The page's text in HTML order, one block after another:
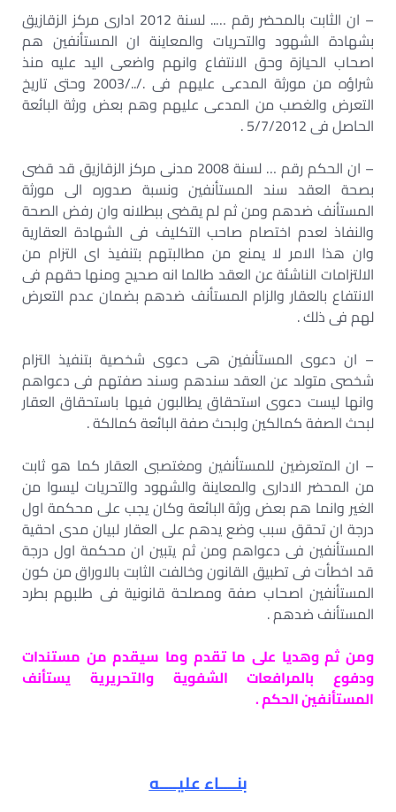
– ان الثابت بالمحضر رقم ….. لسنة 2012 ادارى مركز الزقازيق
بشهادة الشهود والتحريات والمعاينة ان المستأنفين هم
اصحاب الحيازة وحق الانتفاع وانهم واضعى اليد عليه منذ
شراؤه من مورثة المدعى عليهم فى ./../2003 وحتى تاريخ
التعرض والغصب من المدعى عليهم وهم بعض ورثة البائعة
الحاصل فى 5/7/2012 .
– ان الحكم رقم … لسنة 2008 مدنى مركز الزقازيق قد قضى
بصحة العقد سند المستأنفين ونسبة صدوره الى مورثة
المستأنف ضدهم ومن ثم لم يقضى ببطلانه وان رفض الصحة
والنفاذ لعدم اختصام صاحب التكليف فى الشهادة العقارية
وان هذا الامر لا يمنع من مطالبتهم بتنفيذ اى التزام من
الالتزامات الناشئة عن العقد طالما انه صحيح ومنها حقهم فى
الانتفاع بالعقار والزام المستأنف ضدهم بضمان عدم التعرض
لهم فى ذلك .
– ان دعوى المستأنفين هى دعوى شخصية بتنفيذ التزام
شخصى متولد عن العقد سندهم وسند صفتهم فى دعواهم
وانها ليست دعوى استحقاق يطالبون فيها باستحقاق العقار
لبحث الصفة كمالكين ولبحث صفة البائعة كمالكة .
– ان المتعرضين للمستأنفين ومغتصبى العقار كما هو ثابت
من المحضر الادارى والمعاينة والشهود والتحريات ليسوا من
الغير وانما هم بعض ورثة البائعة وكان يجب على محكمة اول
درجة ان تحقق سبب وضع يدهم على العقار لبيان مدى احقية
المستأنفين فى دعواهم ومن ثم يتبين ان محكمة اول درجة
قد اخطأت فى تطبيق القانون وخالفت الثابت بالاوراق من كون
المستأنفين اصحاب صفة ومصلحة قانونية فى طلبهم بطرد
المستأنف ضدهم .
ومن ثم وهديا على ما تقدم وما سيقدم من مستندات
ودفوع بالمرافعات الشفوية والتحريرية يستأنف
المستأنفين الحكم .
بنــــاء عليــــه